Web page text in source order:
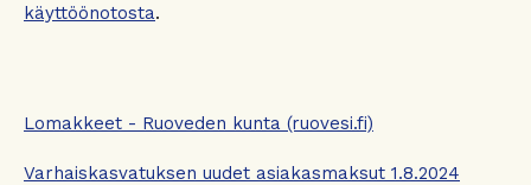
käyttöönotosta.
Lomakkeet - Ruoveden kunta (ruovesi.fi)
Varhaiskasvatuksen uudet asiakasmaksut 1.8.2024